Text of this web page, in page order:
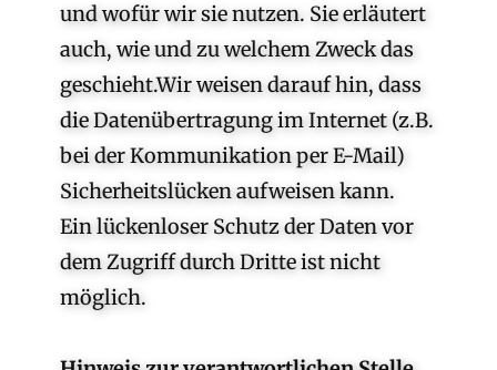
und wofür wir sie nutzen. Sie erläutert
auch, wie und zu welchem Zweck das
geschieht.Wir weisen darauf hin, dass
die Datenübertragung im Internet (z.B.
bei der Kommunikation per E-Mail)
Sicherheitslücken aufweisen kann.
Ein lückenloser Schutz der Daten vor
dem Zugriff durch Dritte ist nicht
möglich.